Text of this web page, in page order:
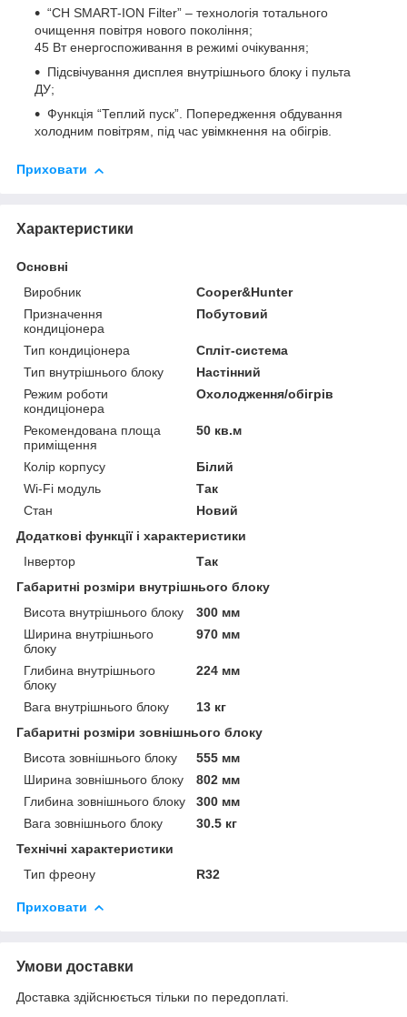
“CH SMART-ION Filter” – технологія тотального
очищення повітря нового покоління;
45 Вт енергоспоживання в режимі очікування;
Підсвічування дисплея внутрішнього блоку і пульта
ДУ;
Функція “Теплий пуск”. Попередження обдування
холодним повітрям, під час увімкнення на обігрів.
Приховати
Характеристики
Основні
Виробник
Cooper&Hunter
Призначення
кондиціонера
Побутовий
Тип кондиціонера
Спліт-система
Тип внутрішнього блоку
Настінний
Режим роботи
кондиціонера
Охолодження/обігрів
Рекомендована площа
приміщення
50 кв.м
Колір корпусу
Білий
Wi-Fi модуль
Так
Стан
Новий
Додаткові функції і характеристики
Інвертор
Так
Габаритні розміри внутрішнього блоку
Висота внутрішнього блоку
300 мм
Ширина внутрішнього
блоку
970 мм
Глибина внутрішнього
блоку
224 мм
Вага внутрішнього блоку
13 кг
Габаритні розміри зовнішнього блоку
Висота зовнішнього блоку
555 мм
Ширина зовнішнього блоку
802 мм
Глибина зовнішнього блоку
300 мм
Вага зовнішнього блоку
30.5 кг
Технічні характеристики
Тип фреону
R32
Приховати
Умови доставки
Доставка здійснюється тільки по передоплаті.